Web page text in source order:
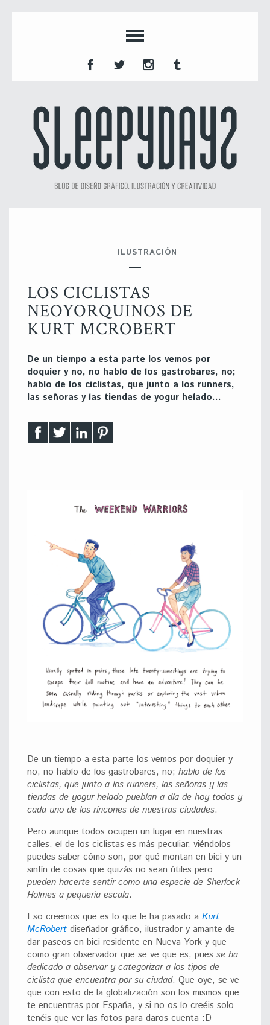
ILUSTRACIÓN
LOS CICLISTAS
NEOYORQUINOS DE
KURT MCROBERT
De un tiempo a esta parte los vemos por
doquier y no, no hablo de los gastrobares, no;
hablo de los ciclistas, que junto a los runners,
las señoras y las tiendas de yogur helado…
De un tiempo a esta parte los vemos por doquier y
no, no hablo de los gastrobares, no; hablo de los
ciclistas, que junto a los runners, las señoras y las
tiendas de yogur helado pueblan a día de hoy todos y
cada uno de los rincones de nuestras ciudades.
Pero aunque todos ocupen un lugar en nuestras
calles, el de los ciclistas es más peculiar, viéndolos
puedes saber cómo son, por qué montan en bici y un
sinfín de cosas que quizás no sean útiles pero
pueden hacerte sentir como una especie de Sherlock
Holmes a pequeña escala.
Eso creemos que es lo que le ha pasado a Kurt
McRobert diseñador gráfico, ilustrador y amante de
dar paseos en bici residente en Nueva York y que
como gran observador que se ve que es, pues se ha
dedicado a observar y categorizar a los tipos de
ciclista que encuentra por su ciudad. Que oye, se ve
que con esto de la globalización son los mismos que
te encuentras por España, y si no os lo creéis solo
tenéis que ver las fotos para daros cuenta :D